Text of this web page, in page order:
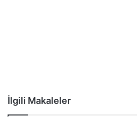
İlgili Makaleler